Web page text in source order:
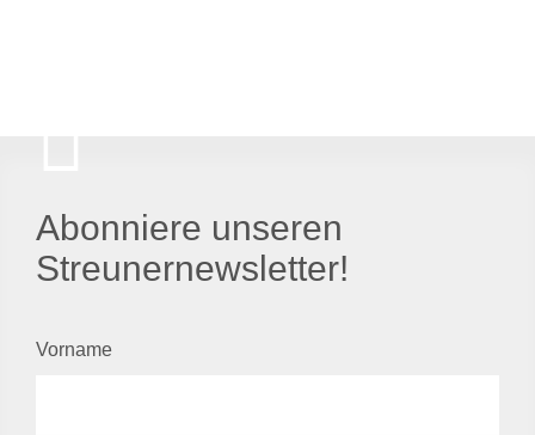
Abonniere unseren
Streunernewsletter!
Vorname